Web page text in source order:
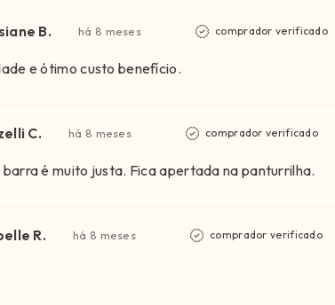
B. há 8 meses comprador verificado
e ótimo custo benefício.
C. há 8 meses comprador verificado
é muito justa. Fica apertada na panturrilha.
R. há 8 meses comprador verificado